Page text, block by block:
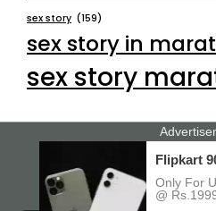
sex story (159)
sex story in
sex story
18 U.S.C 2257
Terms of